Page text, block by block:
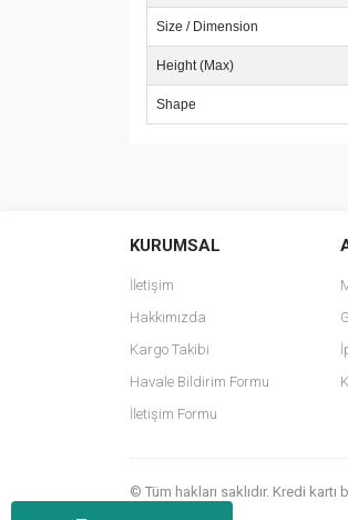
Size / Dimension
Height (Max)
Shape
Ürün resmi kalitesiz,
Ürün açıklamasında
Ürün bilgilerinde hatalar
Ürün fiyatı diğer
KURUMSAL
İletişim
Hakkımızda
Kargo Takibi
Havale Bildirim Formu
İletişim Formu
© Tüm hakları saklıdır. Kredi